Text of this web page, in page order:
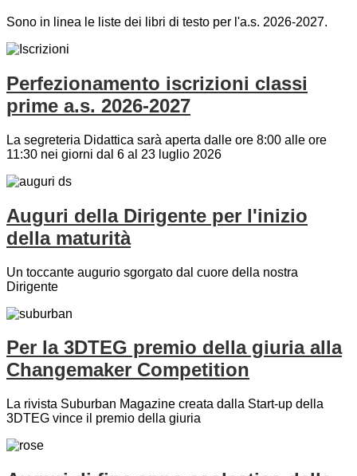
Sono in linea le liste dei libri di testo per l'a.s. 2026-2027.
Perfezionamento iscrizioni classi
prime a.s. 2026-2027
La segreteria Didattica sarà aperta dalle ore 8:00 alle ore
11:30 nei giorni dal 6 al 23 luglio 2026
Auguri della Dirigente per l'inizio
della maturità
Un toccante augurio sgorgato dal cuore della nostra
Dirigente
Per la 3DTEG premio della giuria alla
Changemaker Competition
La rivista Suburban Magazine creata dalla Start-up della
3DTEG vince il premio della giuria